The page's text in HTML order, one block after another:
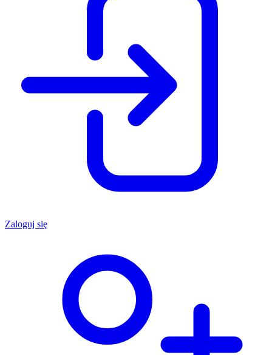
Zaloguj się